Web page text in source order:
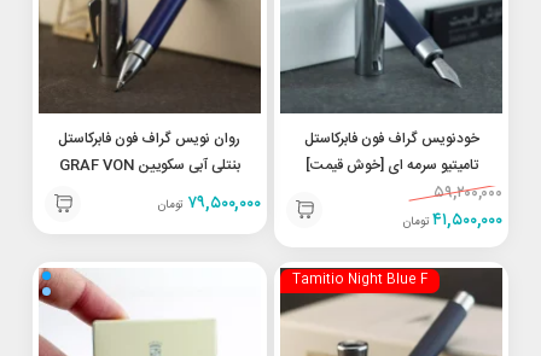
خودنویس گراف فون فابرکاستل
تامیتیو سرمه ای [خوش قیمت]
GRAF VON FABER-CASTELL
FP Tamitio Night Blue M
۵۹,۲۰۰,۰۰۰
۴۱,۵۰۰,۰۰۰ تومان
روان نویس گراف فون فابرکاستل
بنتلی آبی سکویین GRAF VON
FABER-CASTELL Roller pen
Bentley Sequin blue 141748
۷۹,۵۰۰,۰۰۰ تومان
Tamitio Night Blue F